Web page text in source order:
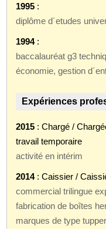
1995 :
diplôme d´etudes
1994:
baccalauréat g3
économie, gestion
Expériences
2015 : Chargé /
travail temporaire
activité en intérim
2014: Caissier /
commercial trilingue
fabrication de boîtes
marques de type